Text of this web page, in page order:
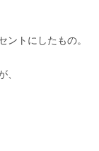
ントにしたもの。
、